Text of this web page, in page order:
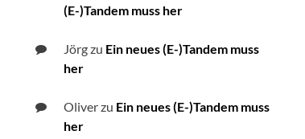
(E-)Tandem muss her
Jörgzu Ein neues (E-)Tandem muss
her
Oliverzu Ein neues (E-)Tandem muss
her